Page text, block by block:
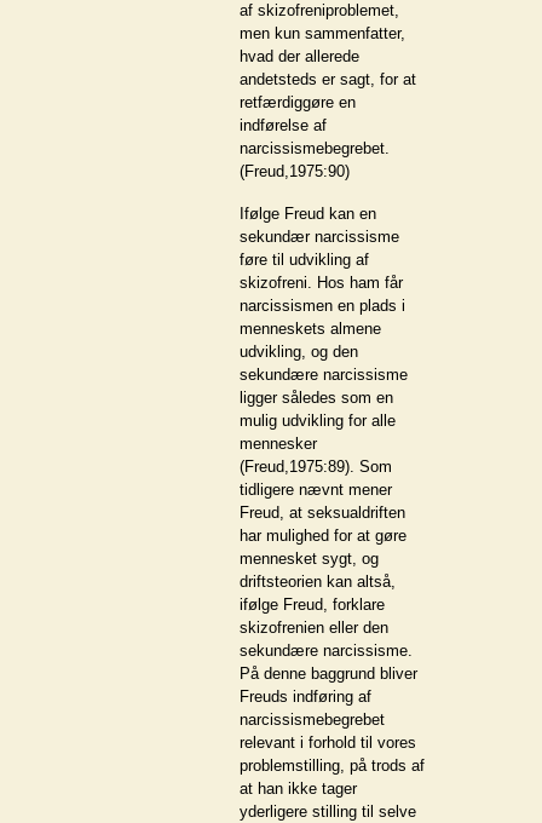
af skizofreniproblemet,
men kun sammenfatter,
hvad der allerede
andetsteds er sagt, for at
retfærdiggøre en
indførelse af
narcissismebegrebet.
(Freud,1975:90)
Ifølge Freud kan en
sekundær narcissisme
føre til udvikling af
skizofreni. Hos ham får
narcissismen en plads i
menneskets almene
udvikling, og den
sekundære narcissisme
ligger således som en
mulig udvikling for alle
mennesker
(Freud,1975:89). Som
tidligere nævnt mener
Freud, at seksualdriften
har mulighed for at gøre
mennesket sygt, og
driftsteorien kan altså,
ifølge Freud, forklare
skizofrenien eller den
sekundære narcissisme.
På denne baggrund bliver
Freuds indføring af
narcissismebegrebet
relevant i forhold til vores
problemstilling, på trods af
at han ikke tager
yderligere stilling til selve